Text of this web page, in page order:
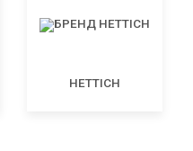
HETTICH